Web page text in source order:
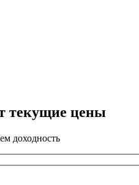
текущие цены
доходность